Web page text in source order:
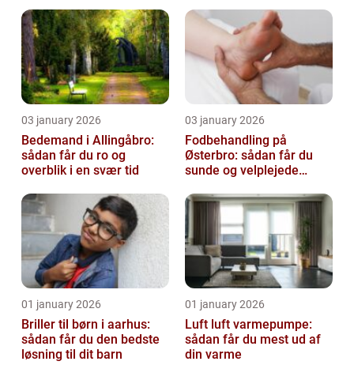
gæster
03 january 2026
Bedemand i Allingåbro:
sådan får du ro og
overblik i en svær tid
03 january 2026
Fodbehandling på
Østerbro: sådan får du
sunde og velplejede
01 january 2026
Briller til børn i aarhus:
sådan får du den bedste
løsning til dit barn
01 january 2026
Luft luft varmepumpe:
sådan får du mest ud af
din varme